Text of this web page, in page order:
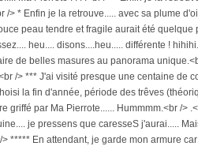
/> * Enfin je la retrouve..... avec sa plume
peau tendre et fragile aurait été
heu.... disons....heu..... différente !
de belles masures au panorama
/> *** J'ai visité presque une centaine de
la fin d'année, période des trêves
griffé par Ma Pierrote...... Hummmm.<br /
je pressens que caresseS j'aurai.....
***** En attendant, je garde mon armure